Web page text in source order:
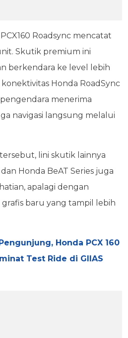
Roadsync mencatat
Skutik premium ini
berkendara ke level lebih
Honda RoadSync
menerima
navigasi langsung melalui
lini skutik lainnya
Honda BeAT Series juga
apalagi dengan
grafis baru yang tampil lebih
Honda PCX 160
Test Ride di GIIAS